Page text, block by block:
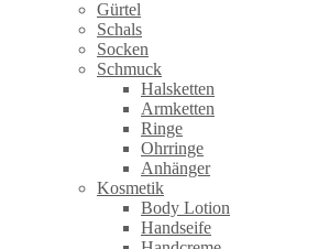
Gürtel
Schals
Socken
Schmuck
Halsketten
Armketten
Ringe
Ohrringe
Anhänger
Kosmetik
Body Lotion
Handseife